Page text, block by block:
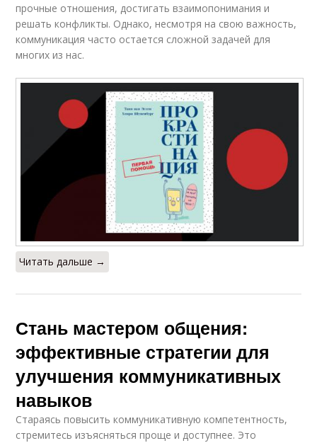
прочные отношения, достигать взаимопонимания и
решать конфликты. Однако, несмотря на свою важность,
коммуникация часто остается сложной задачей для
многих из нас.
Читать дальше →
Стань мастером общения:
эффективные стратегии для
улучшения коммуникативных
навыков
Стараясь повысить коммуникативную компетентность,
стремитесь изъясняться проще и доступнее. Это